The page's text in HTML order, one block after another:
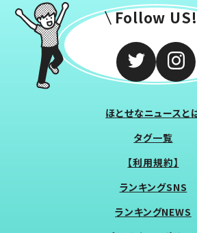
Follow US!
ほとせなニュースと
タグ一覧
【利用規約】
ランキングSNS
ランキングNEWS